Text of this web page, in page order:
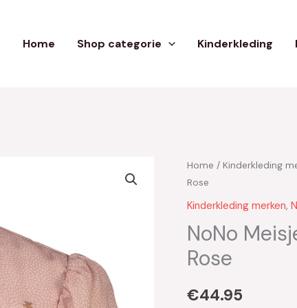
Home Shop categorie Kinderkleding
Home / Kinderkleding
Rose
Kinderkleding merken,
NoNo
Rose
€44.95